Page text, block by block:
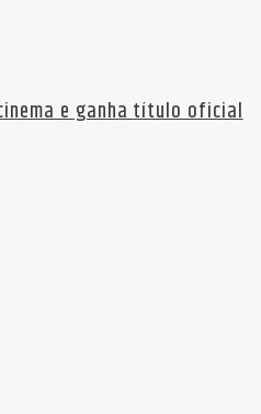
e ganha título oficial